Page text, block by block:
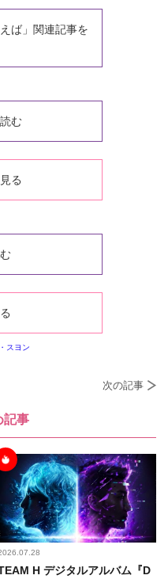
ば」関連記事を
む
る
スヨン
次の記事
記事
H デジタルアルバム『D